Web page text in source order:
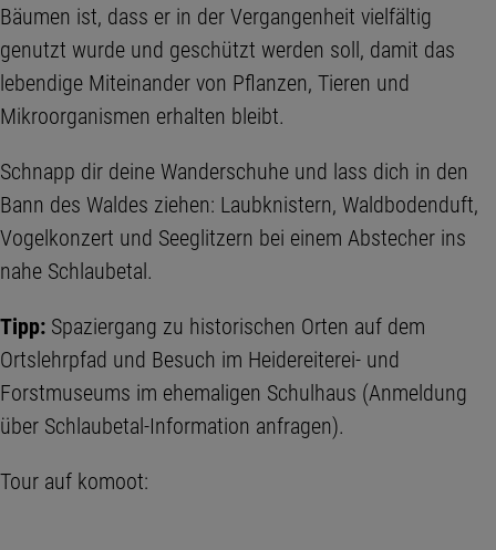
Bäumen ist, dass er in der Vergangenheit vielfältig
genutzt wurde und geschützt werden soll, damit das
lebendige Miteinander von Pflanzen, Tieren und
Mikroorganismen erhalten bleibt.
Schnapp dir deine Wanderschuhe und lass dich in den
Bann des Waldes ziehen: Laubknistern, Waldbodenduft,
Vogelkonzert und Seeglitzern bei einem Abstecher ins
nahe Schlaubetal.
Tipp: Spaziergang zu historischen Orten auf dem
Ortslehrpfad und Besuch im Heidereiterei- und
Forstmuseums im ehemaligen Schulhaus (Anmeldung
über Schlaubetal-Information anfragen).
Tour auf komoot: